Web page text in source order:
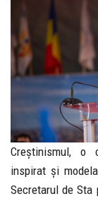
Creștinismul, o
inspirat și
Secretarul de Sta